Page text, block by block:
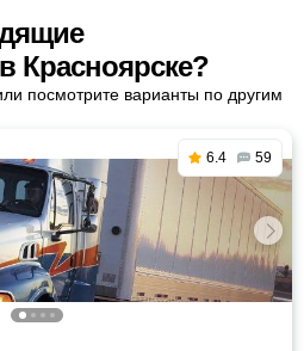
Красноярске?
посмотрите варианты по другим
6.4 59